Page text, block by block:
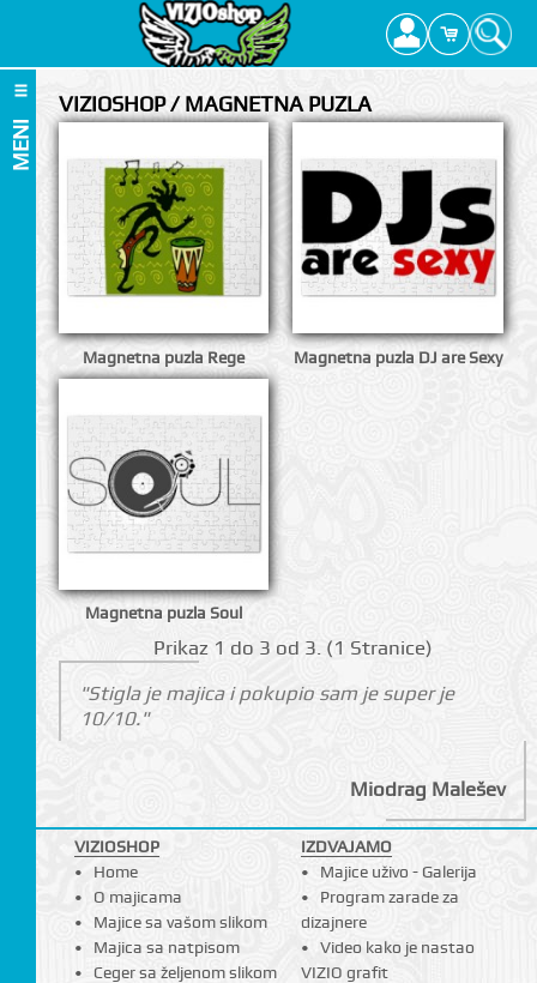
MENI
VIZIOSHOP / MAGNETNA PUZLA
Magnetna puzla Rege Magnetna puzla DJ are Sexy
Magnetna puzla Soul
Prikаz 1 do 3 оd 3. (1 Strаnicе)
"Stigla je majica i pokupio sam je super je
10/10."
Miodrag Malešev
VIZIOSHOP
Home
O majicama
Majice sa vašom slikom
Majica sa natpisom
Ceger sa željenom slikom
IZDVAJAMO
Majice uživo - Galerija
Program zarade za
dizajnere
Video kako je nastao
VIZIO grafit